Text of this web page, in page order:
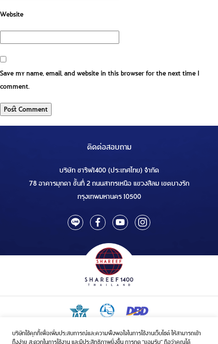
บริษัทใช้คุกกี้เพื่อเพิ่มประสบการณ์และความพึงพอใจในการใช้งานเว็บไซต์ ให้สามารถเข้า
ถึงง่าย สะดวกในการใช้งาน และมีประสิทธิภาพยิ่งขึ้น การกด “ยอมรับ” ถือว่าคุณได้
Website
Save my name, email, and website in this browser for the next time I
comment.
ติดต่อสอบถาม
บริษัท ชารีฟ1400 (ประเทศไทย) จำกัด
78 อาคารมุกดา ชั้นที่ 2 ถนนสาทรเหนือ แขวงสีลม เขตบางรัก
กรุงเทพมหานคร 10500
ใบอนุญาตเป็นผู้ประกอบกิจการรับจัดบริการขนส่งในกิจการฮัจย์เลขที่ 1/2568